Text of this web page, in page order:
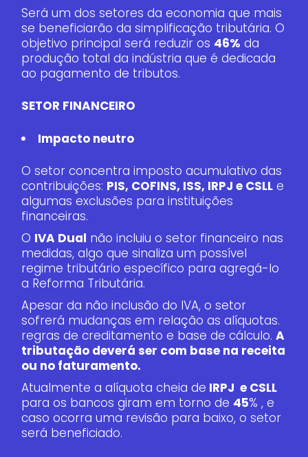
Será um dos setores da economia que mais
se beneficiarão da simplificação tributária. O
objetivo principal será reduzir os 46% da
produção total da indústria que é dedicada
ao pagamento de tributos.
SETOR FINANCEIRO
Impacto neutro
O setor concentra imposto acumulativo das
contribuições: PIS, COFINS, ISS, IRPJ e CSLL e
algumas exclusões para instituições
financeiras.
O IVA Dual não incluiu o setor financeiro nas
medidas, algo que sinaliza um possível
regime tributário específico para agregá-lo
a Reforma Tributária.
Apesar da não inclusão do IVA, o setor
sofrerá mudanças em relação as alíquotas.
regras de creditamento e base de cálculo.A
tributação deverá ser com base na receita
ou no faturamento.
Atualmente a alíquota cheia de IRPJ e CSLL
para os bancos giram em torno de 45% , e
caso ocorra uma revisão para baixo, o setor
será beneficiado.